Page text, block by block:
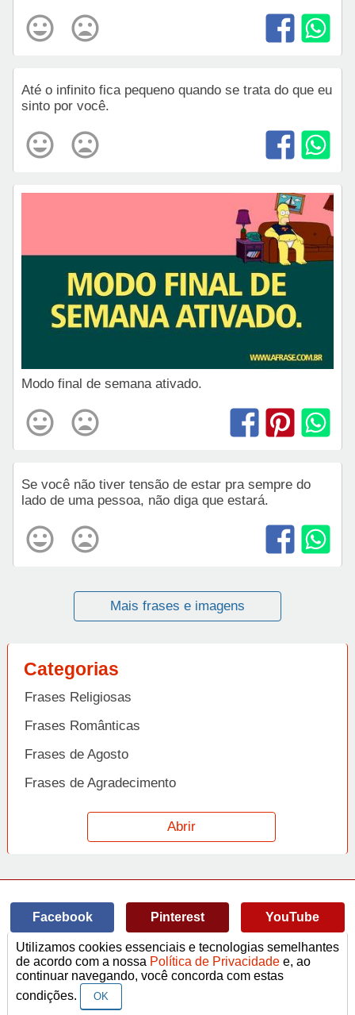
Até o infinito fica pequeno quando se trata do que eu
sinto por você.
Modo final de semana ativado.
Se você não tiver tensão de estar pra sempre do
lado de uma pessoa, não diga que estará.
Mais frases e imagens
Categorias
Frases Religiosas
Frases Românticas
Frases de Agosto
Frases de Agradecimento
Frases de Amizade
Frases de Amor
Frases de Arrependimento
Frases de Atitude
Frases de Azar
Frases de Beijo
Abrir
Facebook Pinterest YouTube
© Copyright 2014-2022A Frase.
Termos de Uso / Privacidade
Frases
Vídeos
contato@afrase.com.br
Utilizamos cookies essenciais e tecnologias semelhantes
de acordo com a nossa Política de Privacidade e, ao
continuar navegando, você concorda com estas
condições.
OK